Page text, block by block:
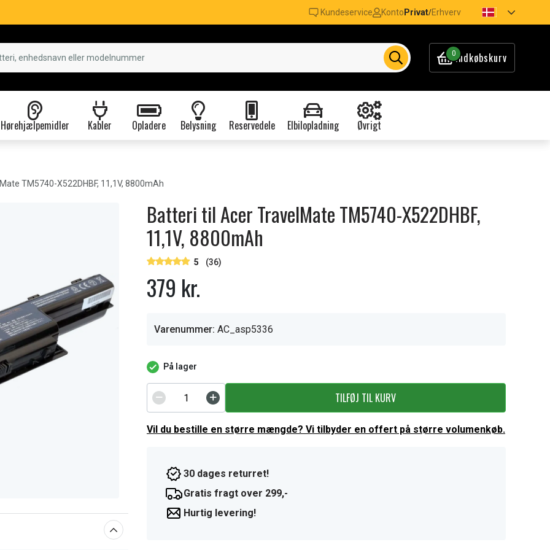
Kundeservice Konto Privat/Erhverv
0Indkøbskurv
Hørehjælpemidler Kabler Opladere Belysning Reservedele Elbilopladning Øvrigt
TM5740-X522DHBF, 11,1V, 8800mAh
Batteri til Acer TravelMate TM5740-X522DHBF,
11,1V, 8800mAh
5 (36)
379 kr.
Varenummer: AC_asp5336
På lager
TILFØJ TIL KURV
Vil du bestille en større mængde? Vi tilbyder en offert på større volumenkøb.
30 dages returret!
Gratis fragt over 299,-
Hurtig levering!